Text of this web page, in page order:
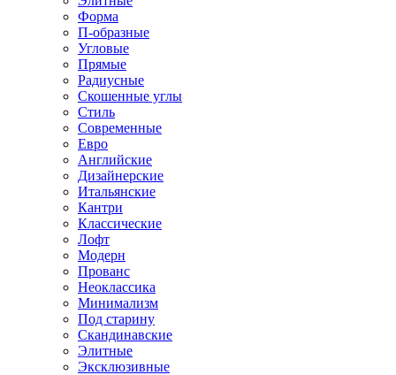
Форма
П-образные
Угловые
Прямые
Радиусные
Скошенные углы
Стиль
Современные
Евро
Английские
Дизайнерские
Итальянские
Кантри
Классические
Лофт
Модерн
Прованс
Неоклассика
Минимализм
Под старину
Скандинавские
Элитные
Эксклюзивные